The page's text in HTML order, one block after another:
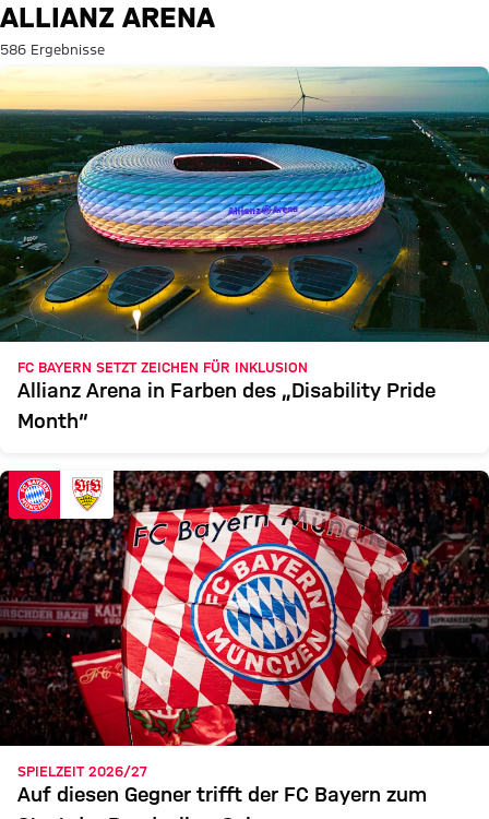
Suche: Allianz Arena
ALLIANZ ARENA
586 Ergebnisse
FC BAYERN SETZT ZEICHEN FÜR INKLUSION
Allianz Arena in Farben des „Disability Pride
Month“
SPIELZEIT 2026/27
Auf diesen Gegner trifft der FC Bayern zum